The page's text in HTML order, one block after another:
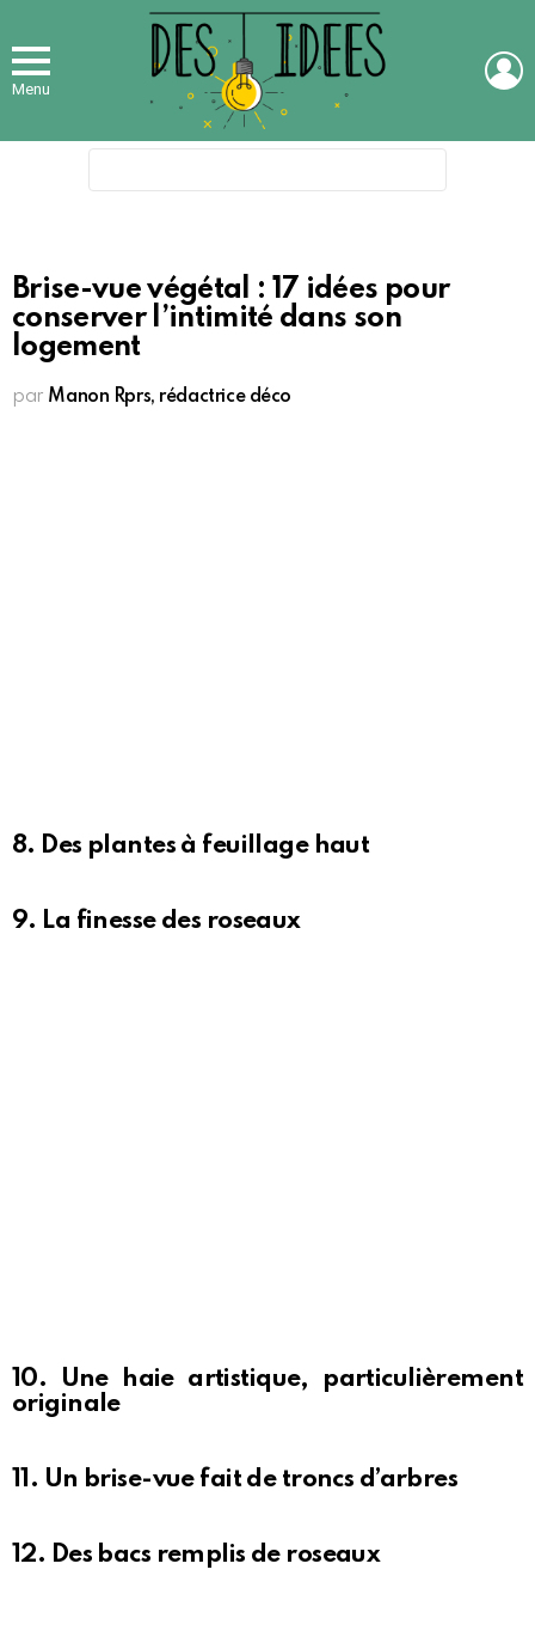
Menu
Brise-vue végétal : 17 idées pour
conserver l’intimité dans son
logement
par Manon Rprs, rédactrice déco
8. Des plantes à feuillage haut
9. La finesse des roseaux
10. Une haie artistique, particulièrement
originale
11. Un brise-vue fait de troncs d’arbres
12. Des bacs remplis de roseaux